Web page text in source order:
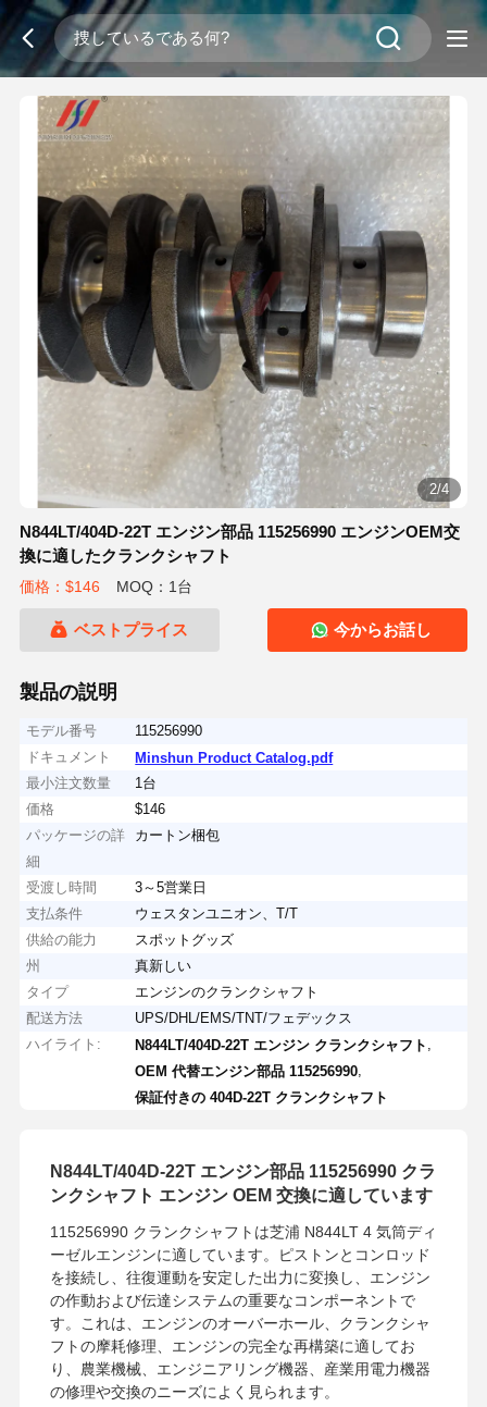
2/4
N844LT/404D-22T エンジン部品 115256990 エンジンOEM交
換に適したクランクシャフト
価格：$146 MOQ：1台
ベストプライス 今からお話し
製品の説明
モデル番号
115256990
ドキュメント
Minshun Product Catalog.pdf
最小注文数量
1台
価格
$146
パッケージの詳
細
カートン梱包
受渡し時間
3～5営業日
支払条件
ウェスタンユニオン、T/T
供給の能力
スポットグッズ
州
真新しい
タイプ
エンジンのクランクシャフト
配送方法
UPS/DHL/EMS/TNT/フェデックス
ハイライト:
N844LT/404D-22T エンジン クランクシャフト
OEM 代替エンジン部品 115256990
保証付きの 404D-22T クランクシャフト
N844LT/404D-22T エンジン部品 115256990 クラ
ンクシャフト エンジン OEM 交換に適しています
115256990 クランクシャフトは芝浦 N844LT 4 気筒ディ
ーゼルエンジンに適しています。ピストンとコンロッド
を接続し、往復運動を安定した出力に変換し、エンジン
の作動および伝達システムの重要なコンポーネントで
す。これは、エンジンのオーバーホール、クランクシャ
フトの摩耗修理、エンジンの完全な再構築に適してお
り、農業機械、エンジニアリング機器、産業用電力機器
の修理や交換のニーズによく見られます。